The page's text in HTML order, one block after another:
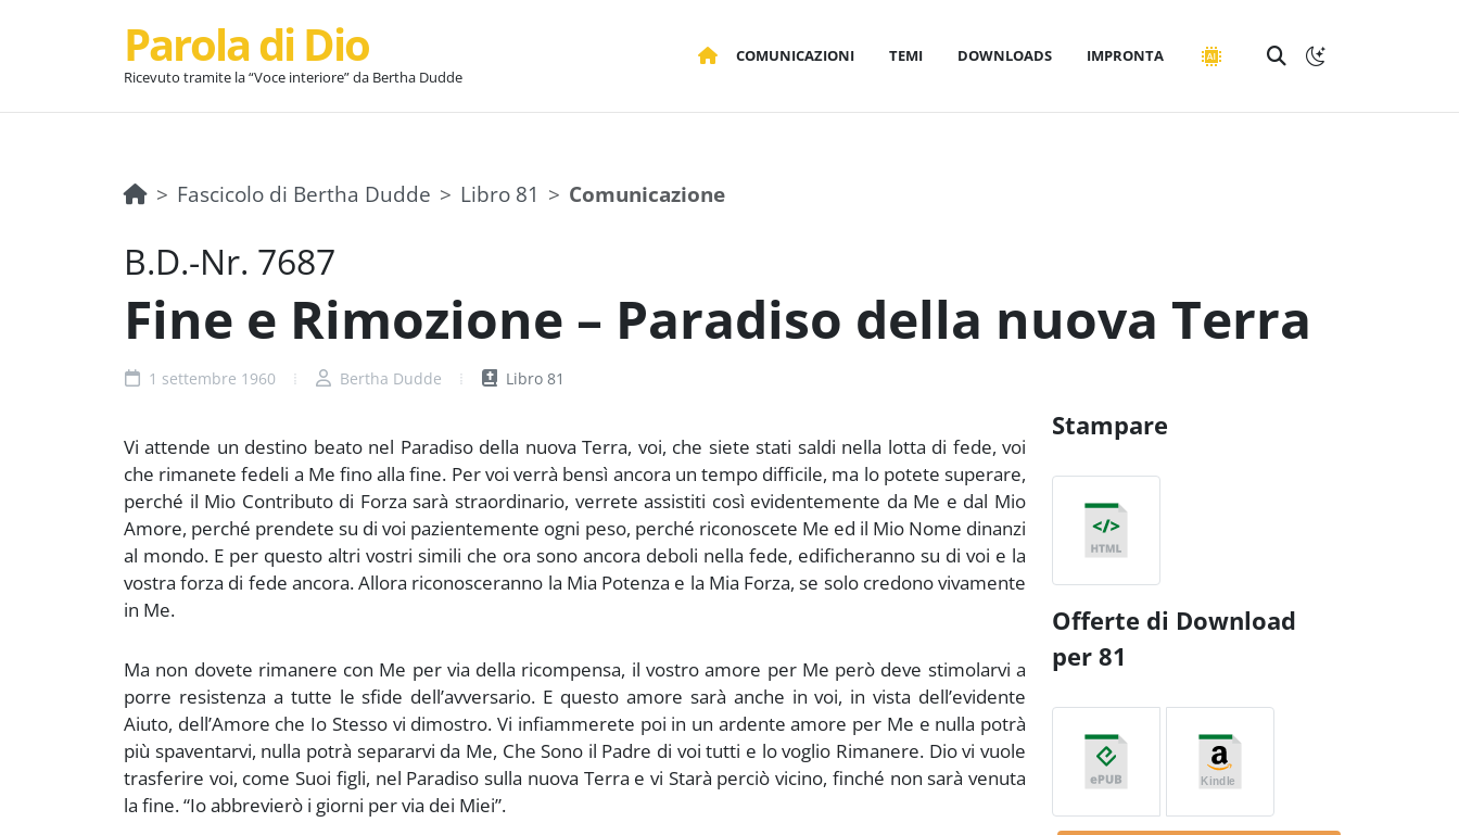
Parola di Dio
Ricevuto tramite la “Voce interiore” da Bertha Dudde
COMUNICAZIONI TEMI DOWNLOADS IMPRONTA
Fascicolo di Bertha Dudde Libro 81 Comunicazione
B.D.-Nr. 7687
Fine e Rimozione – Paradiso della nuova Terra
1 settembre 1960 Bertha Dudde Libro 81
Vi attende un destino beato nel Paradiso della nuova Terra, voi, che siete stati saldi nella lotta di fede, voi
che rimanete fedeli a Me fino alla fine. Per voi verrà bensì ancora un tempo difficile, ma lo potete superare,
perché il Mio Contributo di Forza sarà straordinario, verrete assistiti così evidentemente da Me e dal Mio
Amore, perché prendete su di voi pazientemente ogni peso, perché riconoscete Me ed il Mio Nome dinanzi
al mondo. E per questo altri vostri simili che ora sono ancora deboli nella fede, edificheranno su di voi e la
vostra forza di fede ancora. Allora riconosceranno la Mia Potenza e la Mia Forza, se solo credono vivamente
in Me.
Ma non dovete rimanere con Me per via della ricompensa, il vostro amore per Me però deve stimolarvi a
porre resistenza a tutte le sfide dell’avversario. E questo amore sarà anche in voi, in vista dell’evidente
Aiuto, dell’Amore che Io Stesso vi dimostro. Vi infiammerete poi in un ardente amore per Me e nulla potrà
più spaventarvi, nulla potrà separarvi da Me, Che Sono il Padre di voi tutti e lo voglio Rimanere. Dio vi vuole
trasferire voi, come Suoi figli, nel Paradiso sulla nuova Terra e vi Starà perciò vicino, finché non sarà venuta
la fine. “Io abbrevierò i giorni per via dei Miei”.
Stampare
Offerte di Download
per 81